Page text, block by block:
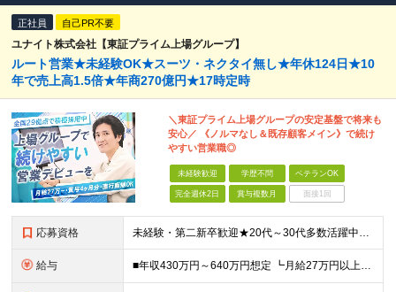
正社員 自己PR不要
ユナイト株式会社【東証プライム上場グループ】
ルート営業★未経験OK★スーツ・ネクタイ無し★年休124日★10
年で売上高1.5倍★年商270億円★17時定時
＼東証プライム上場グループの安定基盤で将来も
安心／ 《ノルマなし＆既存顧客メイン》で続け
やすい営業職◎
未経験歓迎 学歴不問 ベテランOK
完全週休2日 賞与複数月 面接1回
応募資格 未経験・第二新卒歓迎★20代～30代多数活躍中！ ■普通自動車運転免許（AT限定可） ■学歴不問 ＜こんな方に向いています！＞ ◎営業の仕事に興味がある ◎未経験から専門知識を身につけたい ◎長く働
給与 ■年収430万円～640万円想定 ┗月給27万円以上～40万円（地域手当を含む）＋諸手当＋賞与年2回（4.0ヶ月※2024年度実績） ・地域手当…6,000円～30,000円（勤務地・帯同家族の有無に